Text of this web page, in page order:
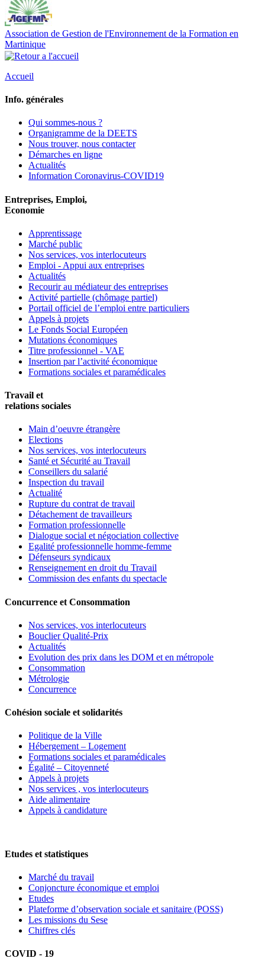
Association de Gestion de l'Environnement de la Formation en
Martinique
Accueil
Info. générales
Qui sommes-nous ?
Organigramme de la DEETS
Nous trouver, nous contacter
Démarches en ligne
Actualités
Information Coronavirus-COVID19
Entreprises, Emploi,
Economie
Apprentissage
Marché public
Nos services, vos interlocuteurs
Emploi - Appui aux entreprises
Actualités
Recourir au médiateur des entreprises
Activité partielle (chômage partiel)
Portail officiel de l’emploi entre particuliers
Appels à projets
Le Fonds Social Européen
Mutations économiques
Titre professionnel - VAE
Insertion par l’activité économique
Formations sociales et paramédicales
Travail et
relations sociales
Main d’oeuvre étrangère
Elections
Nos services, vos interlocuteurs
Santé et Sécurité au Travail
Conseillers du salarié
Inspection du travail
Actualité
Rupture du contrat de travail
Détachement de travailleurs
Formation professionnelle
Dialogue social et négociation collective
Egalité professionnelle homme-femme
Défenseurs syndicaux
Renseignement en droit du Travail
Commission des enfants du spectacle
Concurrence et Consommation
Nos services, vos interlocuteurs
Bouclier Qualité-Prix
Actualités
Evolution des prix dans les DOM et en métropole
Consommation
Métrologie
Concurrence
Cohésion sociale et solidarités
Politique de la Ville
Hébergement – Logement
Formations sociales et paramédicales
Égalité – Citoyenneté
Appels à projets
Nos services , vos interlocuteurs
Aide alimentaire
Appels à candidature
Etudes et statistiques
Marché du travail
Conjoncture économique et emploi
Etudes
Plateforme d’observation sociale et sanitaire (POSS)
Les missions du Sese
Chiffres clés
COVID - 19